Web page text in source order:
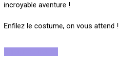
incroyable aventure !
Enfilez le costume, on vous attend !